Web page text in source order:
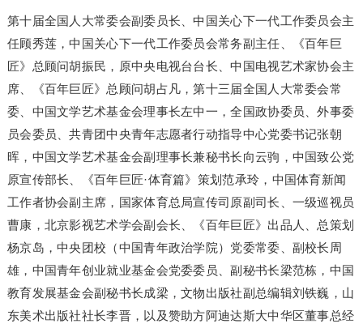
第十届全国人大常委会副委员长、中国关心下一代工作委员会主
任顾秀莲，中国关心下一代工作委员会常务副主任、《百年巨
匠》总顾问胡振民，原中央电视台台长、中国电视艺术家协会主
席、《百年巨匠》总顾问胡占凡，第十三届全国人大常委会常
委、中国文学艺术基金会理事长左中一，全国政协委员、外事委
员会委员、共青团中央青年志愿者行动指导中心党委书记张朝
晖，中国文学艺术基金会副理事长兼秘书长向云驹，中国致公党
原宣传部长、《百年巨匠·体育篇》策划范承玲，中国体育新闻
工作者协会副主席，国家体育总局宣传司原副司长、一级巡视员
曹康，北京影视艺术学会副会长、《百年巨匠》出品人、总策划
杨京岛，中央团校（中国青年政治学院）党委常委、副校长周
雄，中国青年创业就业基金会党委委员、副秘书长梁范栋，中国
教育发展基金会副秘书长成梁，文物出版社副总编辑刘铁巍，山
东美术出版社社长李晋，以及赞助方阿迪达斯大中华区董事总经